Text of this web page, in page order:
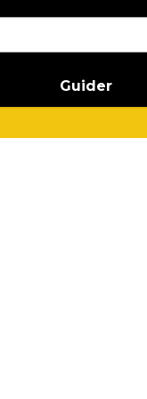
Guider